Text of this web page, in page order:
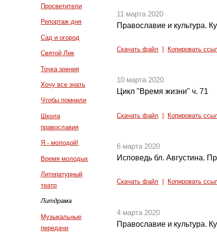
Просветители
Репортаж дня
Сад и огород
Святой Лик
Точка зрения
Хочу все знать
Чтобы помнили
Школа
православия
Я - молодой!
Время молодых
Литературный
театр
Литдрама
Музыкальные
передачи
11 марта 2020
Православие и культура.
Скачать файл Копировать
10 марта 2020
Цикл "Время жизни" ч. 71
Скачать файл Копировать
6 марта 2020
Исповедь бл. Августина.
Скачать файл Копировать
4 марта 2020
Православие и культура.